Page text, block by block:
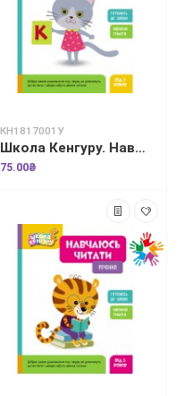
КН1817001У
Школа Кенгуру. Навчаюсь читати. Літери
75.00₴